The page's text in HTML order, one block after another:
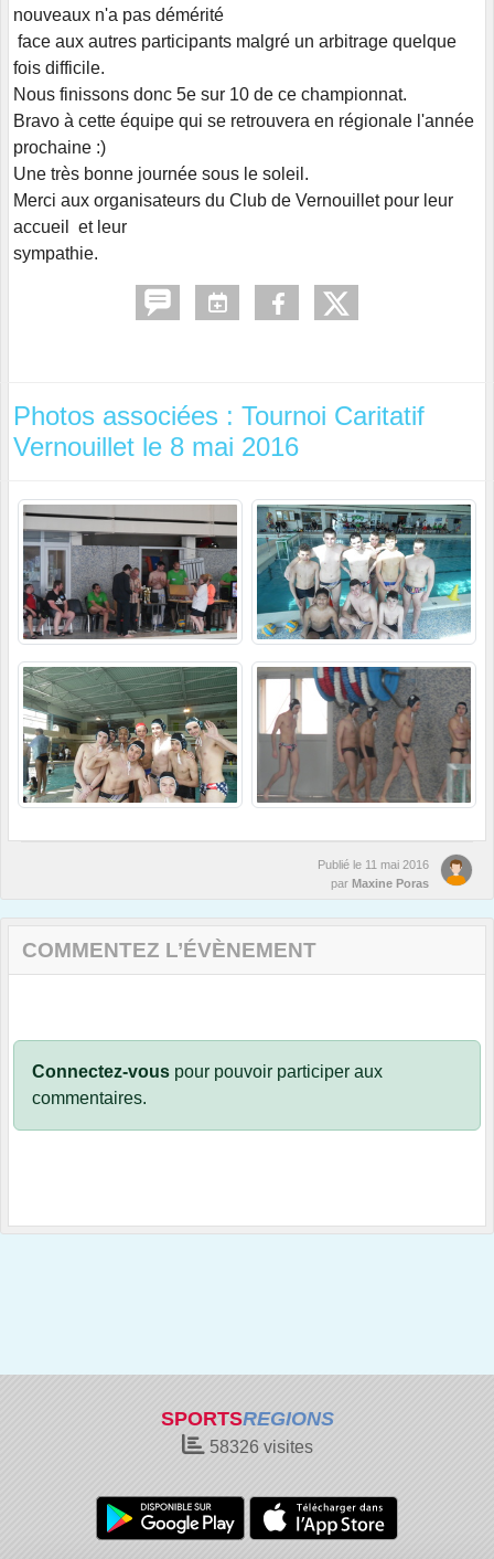
nouveaux n'a pas démérité
face aux autres participants malgré un arbitrage quelque
fois difficile.
Nous finissons donc 5e sur 10 de ce championnat.
Bravo à cette équipe qui se retrouvera en régionale l'année
prochaine :)
Une très bonne journée sous le soleil.
Merci aux organisateurs du Club de Vernouillet pour leur
accueil et leur
sympathie.
Photos associées : Tournoi Caritatif
Vernouillet le 8 mai 2016
Publié le 11 mai 2016
par Maxine Poras
COMMENTEZ L’ÉVÈNEMENT
Connectez-vous pour pouvoir participer aux
commentaires.
SPORTSREGIONS
58326visites